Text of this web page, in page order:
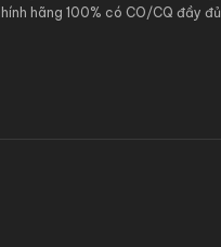
hãng 100% có CO/CQ đầy đủ.